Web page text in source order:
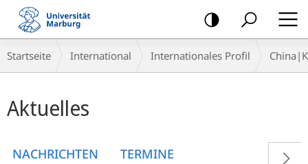
Mobile-
Navigation
Breadcrumb-
Navigation
Startseite International Internationales Profil
Aktuelles
NACHRICHTEN TERMINE